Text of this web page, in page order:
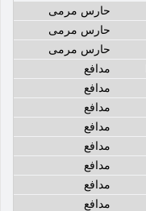
حارس مرمى
حارس مرمى
حارس مرمى
مدافع
مدافع
مدافع
مدافع
مدافع
مدافع
مدافع
مدافع